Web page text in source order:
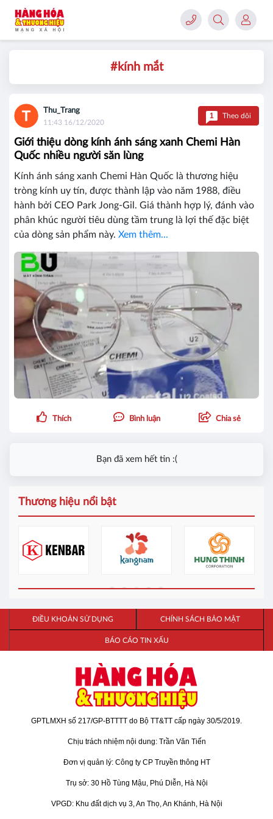
#kính mắt
Thu_Trang
11:43 16/12/2020
1 Theo dõi
Giới thiệu dòng kính ánh sáng xanh Chemi Hàn
Quốc nhiều người săn lùng
Kính ánh sáng xanh Chemi Hàn Quốc là thương hiệu
tròng kính uy tín, được thành lập vào năm 1988, điều
hành bởi CEO Park Jong-Gil. Giá thành hợp lý, đánh vào
phân khúc người tiêu dùng tầm trung là lợi thế đặc biệt
của dòng sản phẩm này. Xem thêm...
Thích Bình luận Chia sẻ
Bạn đã xem hết tin :(
Thương hiệu nổi bật
ĐIỀU KHOẢN SỬ DỤNG CHÍNH SÁCH BẢO MẬT
BÁO CÁO TIN XẤU
GPTLMXH số 217/GP-BTTTT do Bộ TT&TT cấp ngày 30/5/2019.
Chịu trách nhiệm nội dung: Trần Văn Tiến
Đơn vị quản lý: Công ty CP Truyền thông HT
Trụ sở: 30 Hồ Tùng Mậu, Phú Diễn, Hà Nội
VPGD: Khu đất dịch vụ 3, An Thọ, An Khánh, Hà Nội